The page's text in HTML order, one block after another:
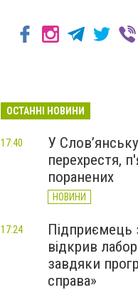
ОСТАННІ НОВИНИ
У
перехрестя,
поранених
НОВИНИ
17:40
Підприємець
відкрив
завдяки
справа»
17:24